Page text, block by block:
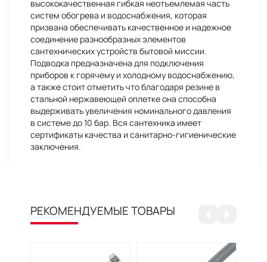
высококачественная гибкая неотъемлемая часть
систем обогрева и водоснабжения, которая
призвана обеспечивать качественное и надежное
соединение разнообразных элементов
сантехнических устройств бытовой миссии.
Подводка предназначена для подключения
приборов к горячему и холодному водоснабжению,
а также стоит отметить что благодаря резине в
стальной нержавеющей оплетке она способна
выдерживать увеличения номинального давления
в системе до 10 бар. Вся сантехника имеет
сертификаты качества и санитарно-гигиенические
заключения.
РЕКОМЕНДУЕМЫЕ ТОВАРЫ